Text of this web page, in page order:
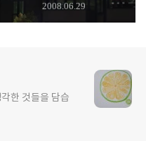
2008.06.29
한 것들을 담습